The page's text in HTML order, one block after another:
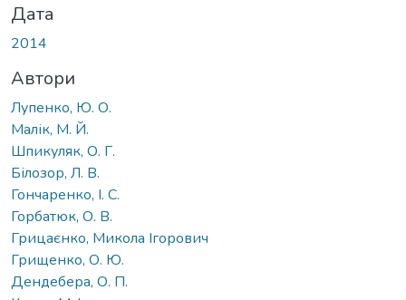
Дата
2014
Автори
Лупенко, Ю. О.
Малік, М. Й.
Шпикуляк, О. Г.
Білозор, Л. В.
Гончаренко, І. С.
Горбатюк, О. В.
Грицаєнко, Микола Ігорович
Грищенко, О. Ю.
Дендебера, О. П.